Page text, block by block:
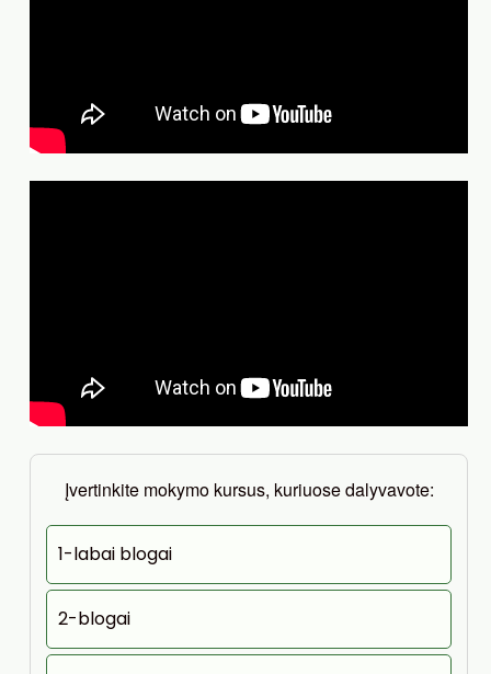
Įvertinkite mokymo kursus, kuriuose dalyvavote:
1-labai blogai
2-blogai